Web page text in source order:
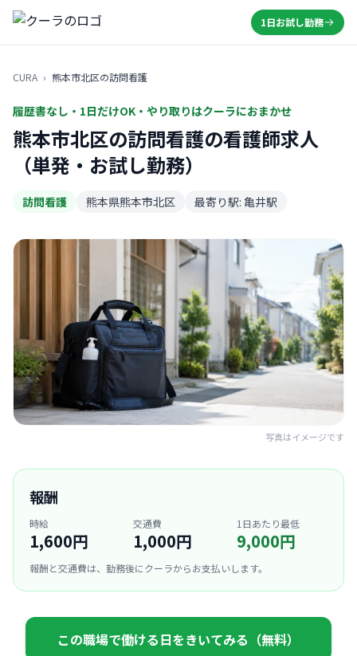
1日お試し勤務
CURA › 熊本市北区の訪問看護
履歴書なし・1日だけOK・やり取りはクーラにおまかせ
熊本市北区の訪問看護の看護師求人
（単発・お試し勤務）
訪問看護 熊本県熊本市北区 最寄り駅: 亀井駅
写真はイメージです
報酬
時給
1,600円
交通費
1,000円
1日あたり最低
9,000円
報酬と交通費は、勤務後にクーラからお支払いします。
この職場で働ける日をきいてみる（無料）